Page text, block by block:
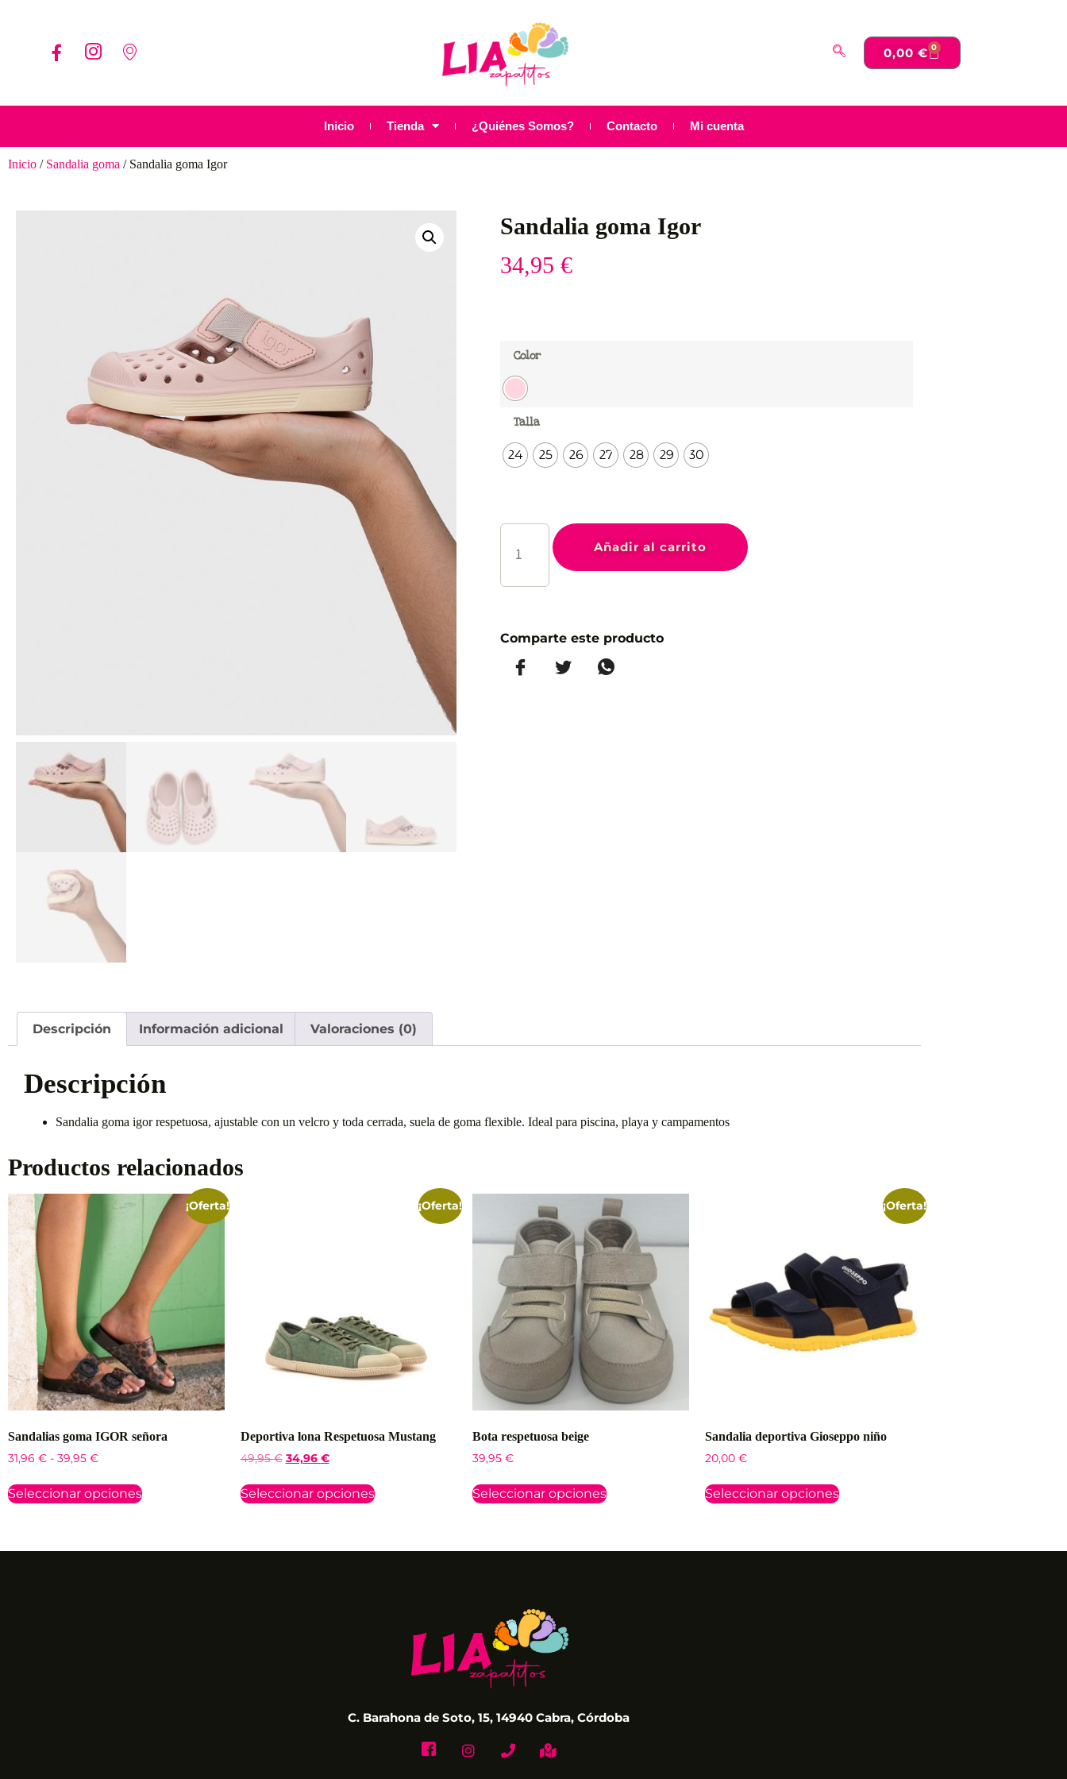
0,00 € 0
Inicio Tienda ¿Quiénes Somos? Contacto Mi cuenta
Inicio / Sandalia goma / Sandalia goma Igor
Sandalia goma Igor
34,95 €
Color
Talla
24 25 26 27 28 29 30
Añadir al carrito
Comparte este producto
Descripción Información adicional Valoraciones (0)
Descripción
Sandalia goma igor respetuosa, ajustable con un velcro y toda cerrada, suela de goma flexible. Ideal para piscina, playa y campamentos
Productos relacionados
¡Oferta!
Sandalias goma IGOR señora
31,96 € - 39,95 €
Seleccionar opciones
¡Oferta!
Deportiva lona Respetuosa Mustang
49,95€ 34,96 €
Seleccionar opciones
Bota respetuosa beige
39,95 €
Seleccionar opciones
¡Oferta!
Sandalia deportiva Gioseppo niño
20,00 €
Seleccionar opciones
C. Barahona de Soto, 15, 14940 Cabra, Córdoba